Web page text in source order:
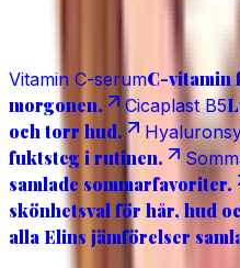
Vitamin C-serumC-vitamin
morgonen.
Cicaplast B5
och torr hud.
fuktsteg i rutinen.
samlade sommarfavoriter.
skönhetsval för hår, hud
alla Elins jämförelser